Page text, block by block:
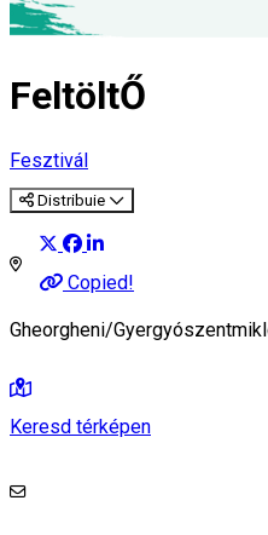
FeltöltŐ
Fesztivál
Distribuie
Copied!
Gheorgheni/
Keresd térképen